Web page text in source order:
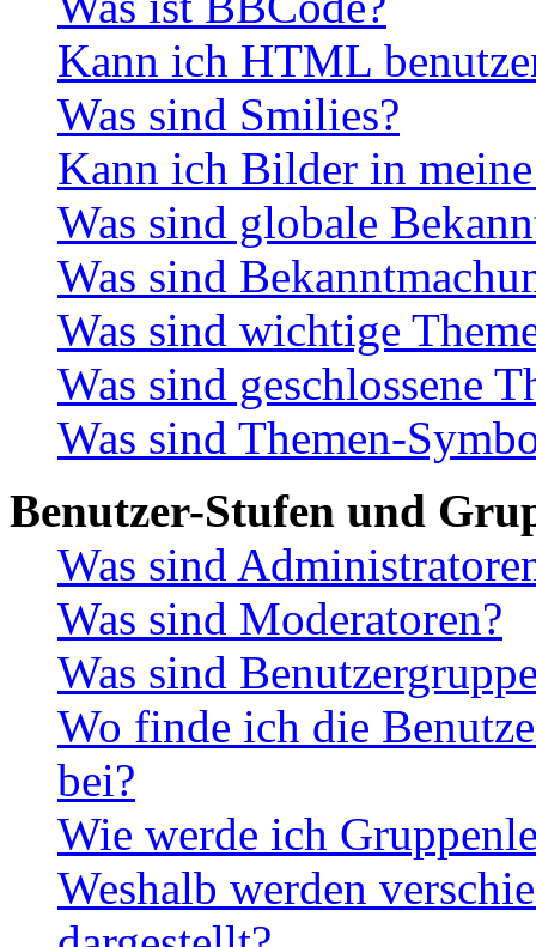
Kann ich HTML
Was sind Smilies?
Kann ich Bilder in
Was sind globale
Was sind
Was sind wichtige
Was sind geschlossene
Was sind Themen-
Benutzer-Stufen und
Was sind
Was sind Moderatoren?
Was sind
Wo finde ich die
bei?
Wie werde ich
Weshalb werden